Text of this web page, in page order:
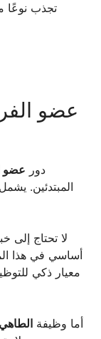
تجذب نوعًا
عضو
دور عضو
المبتدئين.
لا تحتاج إلى
أساسي في هذا
معيار ذكي
أما وظيفة الطاهي